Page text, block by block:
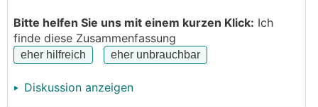
genauer nachgeschaut.
Bitte helfen Sie uns mit einem kurzen Klick: Ich
finde diese Zusammenfassung
Diskussion anzeigen